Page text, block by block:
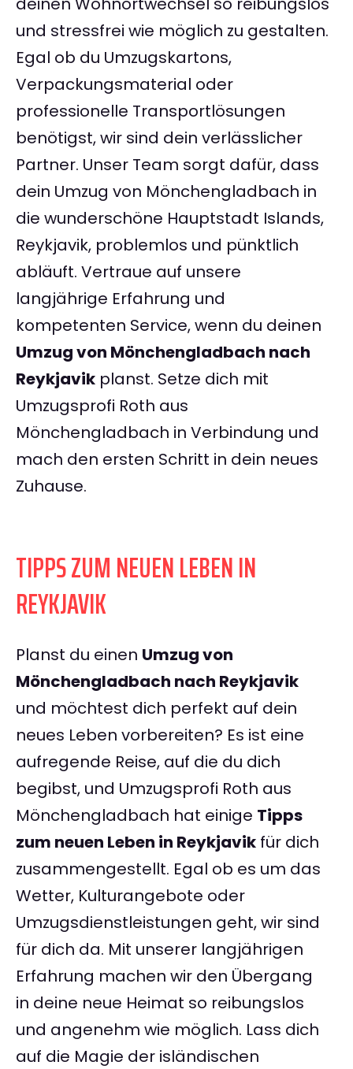
und stressfrei wie möglich zu gestalten.
Egal ob du Umzugskartons,
Verpackungsmaterial oder
professionelle Transportlösungen
benötigst, wir sind dein verlässlicher
Partner. Unser Team sorgt dafür, dass
dein Umzug von Mönchengladbach in
die wunderschöne Hauptstadt Islands,
Reykjavik, problemlos und pünktlich
abläuft. Vertraue auf unsere
langjährige Erfahrung und
kompetenten Service, wenn du deinen
Umzug von Mönchengladbach nach
Reykjavik planst. Setze dich mit
Umzugsprofi Roth aus
Mönchengladbach in Verbindung und
mach den ersten Schritt in dein neues
Zuhause.
TIPPS ZUM NEUEN LEBEN IN
REYKJAVIK
Planst du einen Umzug von
Mönchengladbach nach Reykjavik
und möchtest dich perfekt auf dein
neues Leben vorbereiten? Es ist eine
aufregende Reise, auf die du dich
begibst, und Umzugsprofi Roth aus
Mönchengladbach hat einige Tipps
zum neuen Leben in Reykjavik für dich
zusammengestellt. Egal ob es um das
Wetter, Kulturangebote oder
Umzugsdienstleistungen geht, wir sind
für dich da. Mit unserer langjährigen
Erfahrung machen wir den Übergang
in deine neue Heimat so reibungslos
und angenehm wie möglich. Lass dich
auf die Magie der isländischen